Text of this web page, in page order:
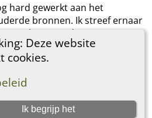
Deze website
cookies.
Ik begrijp het
hard gewerkt aan het
bronnen. Ik streef ernaar
stamboom te documenteren.
laat het mij dan weten.
door Darrin Lythgoe © 2001-2026.
Alle rechten voorbehouden